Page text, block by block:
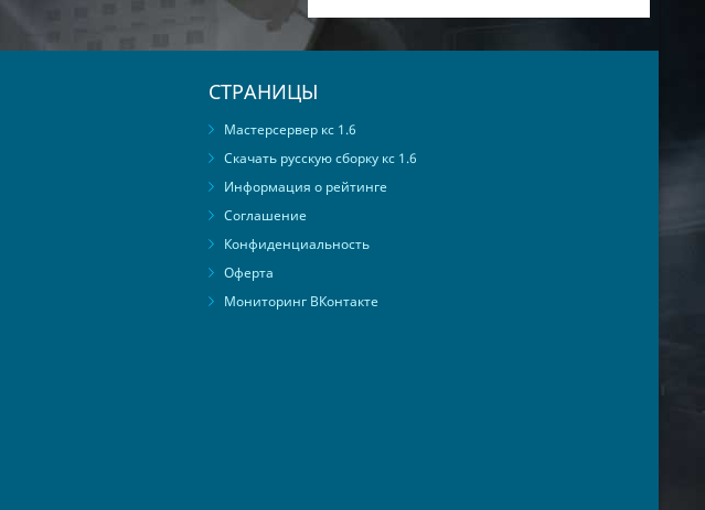
СТРАНИЦЫ
Мастерсервер кс 1.6
Скачать русскую сборку кс 1.6
Информация о рейтинге
Соглашение
Конфиденциальность
Оферта
Мониторинг ВКонтакте